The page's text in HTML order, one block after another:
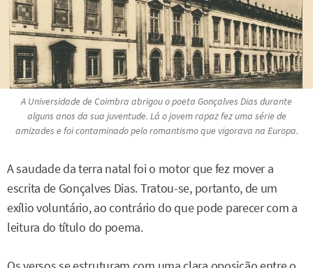
A Universidade de Coimbra abrigou o poeta Gonçalves Dias durante
alguns anos da sua juventude. Lá o jovem rapaz fez uma série de
amizades e foi contaminado pelo romantismo que vigorava na Europa.
A saudade da terra natal foi o motor que fez mover a
escrita de Gonçalves Dias. Tratou-se, portanto, de um
exílio voluntário, ao contrário do que pode parecer com a
leitura do título do poema.